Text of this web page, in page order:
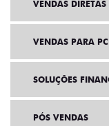
VENDAS DIRETAS
VENDAS PARA
SOLUÇÕES
PÓS VENDAS